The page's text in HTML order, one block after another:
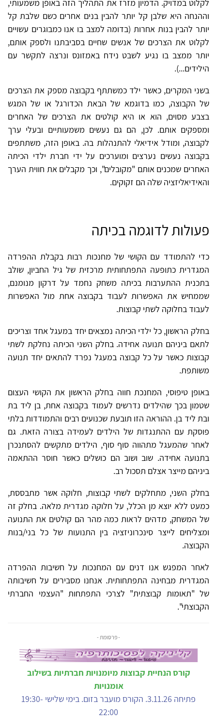
לקלוט במדויק. הדמיון מזרז את התהליך הזה באופן משמעותי,
וההנחה היא שלבן קל יותר להבין בנים אחרים כשם שלבת קל
יותר להבין בנות אחרות (בדומה למצב בו אנו כמבוגרים עשויים
לקלוט את הצרכים של אנשים שחיים בסביבתנו ולספק אותם,
יותר ממצב בו נגיע לשבט נידח באמזונס ונרצה לתקשר עם
הילידים...).
בשני המקרים, כאשר ילד כמשתתף בקבוצה מספק את הצרכים
של הקבוצה, כמו בדוגמא של הבאת הכדורגל או של המגש
בצבע מסוים, הוא או היא קולטים את הצרכים של האחרים
ומספקים אותם. לכן, הם גם נעשים משמעותיים ובעלי ערך
לקבוצה, ומודל אידיאלי להתנהלות בה. באופן הזה, משתתפים
בקבוצה נעשים נערצים ומוערכים על ידי חברת ילדי הכיתה
האחרים שמכנים אותם "מקובלים", וכך מקבלים את חווית הערך
והאידיאליזציה שלה הם זקוקים.
פעולות לדוגמה בכיתה
כדי להתמודד עם הקושי של מחנכות רבות בקבלת ההפרדה
המגדרית כתופעה התפתחותית מרכזית של גיל החביון, שולב
בתכנית ההתערבות בכיתה משחק נחמד על דרקון מנומנם,
שממחיש את האפשרות לעבוד בקבוצה אחת מול האפשרות
לעבוד בחלוקה לשתי קבוצות.
בחלק הראשון, כל ילדי הכיתה נמצאים יחד במעגל אחד וצריכים
לתאם ביניהם תנועה אחידה. בחלק השני הכיתה נחלקת לשתי
קבוצות כאשר על כל קבוצה במעגל נפרד להתאים יחד תנועה
משותפת.
באופן טיפוסי, המחנכת חווה בחלק הראשון את הקושי העצום
שטמון בכך שהילדים נדרשים לעמוד בקבוצה אחת, בן ליד בת
ובת ליד בן. ההוראה הזו תובעת שכנועים רבים והתמודדות בלתי
פוסקת עם ההתנגדות של הילדים לעמידה בצורה הזאת. גם
לאחר שהמעגל מתהווה סוף סוף, הילדים מתקשים להסתנכרן
בתנועה אחידה. שוב ושוב הם כושלים כאשר חוסר ההתאמה
ביניהם מייצר אצלם תסכול רב.
בחלק השני, מתחלקים לשתי קבוצות, חלוקה אשר מתבססת,
כמעט ללא יוצא מן הכלל, על חלוקה מגדרית מלאה. בחלק זה
של המשחק, מדהים לראות כמה מהר הם קולטים את התנועה
ומצליחים לייצר סינכרוניזציה בין התנועות של כל בני/בנות
הקבוצה.
לאחר המפגש אנו דנים עם המחנכות על חשיבות ההפרדה
המגדרית מבחינה התפתחותית. אנחנו מסבירים על חשיבותה
של "תאומות קבוצתית" לצרכי התפתחות "העצמי החברתי
הקבוצתי".
- פרסומת -
קורס הנחיית קבוצות מיומנויות חברתיות בשילוב
אומנויות
פתיחה 3.11.26. הקורס מועבר בזום. בימי שלישי 19:30-
22:00